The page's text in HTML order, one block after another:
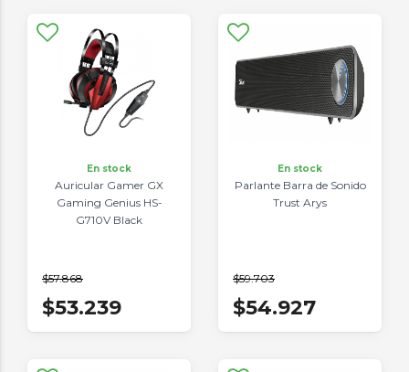
En stock
Auricular Gamer GX
Gaming Genius HS-
G710V Black
$57.868
$53.239
En stock
Parlante Barra de Sonido
Trust Arys
$59.703
$54.927